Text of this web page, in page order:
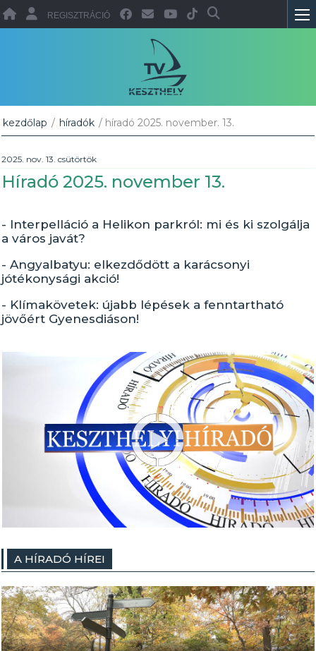
REGISZTRÁCIÓ
kezdőlap / híradók / híradó 2025. november. 13.
2025. nov. 13. csütörtök
Híradó 2025. november 13.
- Interpelláció a Helikon parkról: mi és ki szolgálja
a város javát?
- Angyalbatyu: elkezdődött a karácsonyi
jótékonysági akció!
- Klímakövetek: újabb lépések a fenntartható
jövőért Gyenesdiáson!
A HÍRADÓ HÍREI